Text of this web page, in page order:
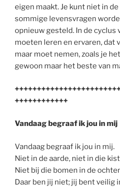
eigen maakt. Je kunt niet in
sommige levensvragen
opnieuw gesteld. In de cyclus
moeten leren en ervaren, dat
maar moet nemen, zoals je
gewoon maar het beste van
++++++++++++
Vandaag begraaf ik jou in mij
Vandaag begraaf ik jou in mij.
Niet in de aarde, niet in die
Niet bij die bomen in de
Daar ben jij niet; jij bent veilig